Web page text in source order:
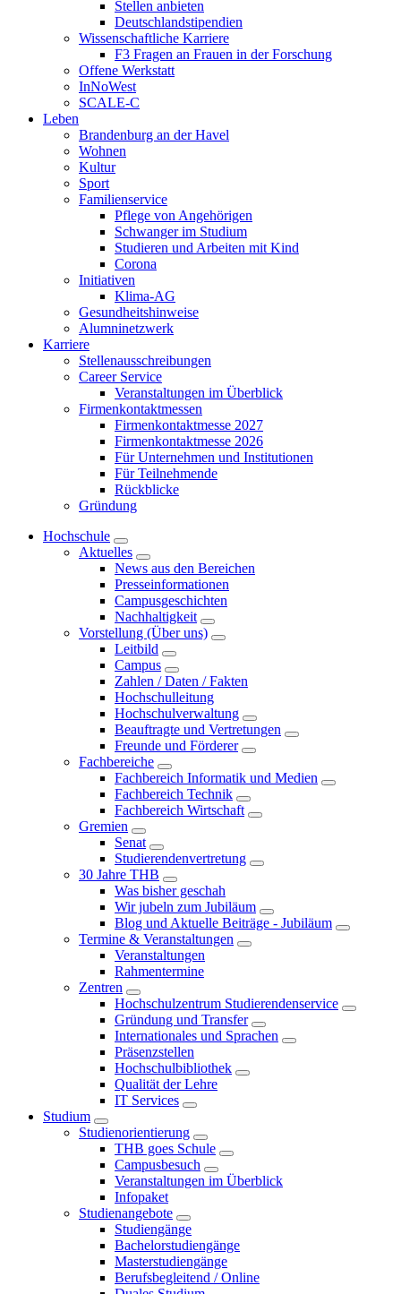
Stellen anbieten
Deutschlandstipendien
Wissenschaftliche Karriere
F3 Fragen an Frauen in der Forschung
Offene Werkstatt
InNoWest
SCALE-C
Leben
Brandenburg an der Havel
Wohnen
Kultur
Sport
Familienservice
Pflege von Angehörigen
Schwanger im Studium
Studieren und Arbeiten mit Kind
Corona
Initiativen
Klima-AG
Gesundheitshinweise
Alumninetzwerk
Karriere
Stellenausschreibungen
Career Service
Veranstaltungen im Überblick
Firmenkontaktmessen
Firmenkontaktmesse 2027
Firmenkontaktmesse 2026
Für Unternehmen und Institutionen
Für Teilnehmende
Rückblicke
Gründung
Hochschule
Aktuelles
News aus den Bereichen
Presseinformationen
Campusgeschichten
Nachhaltigkeit
Vorstellung (Über uns)
Leitbild
Campus
Zahlen / Daten / Fakten
Hochschulleitung
Hochschulverwaltung
Beauftragte und Vertretungen
Freunde und Förderer
Fachbereiche
Fachbereich Informatik und Medien
Fachbereich Technik
Fachbereich Wirtschaft
Gremien
Senat
Studierendenvertretung
30 Jahre THB
Was bisher geschah
Wir jubeln zum Jubiläum
Blog und Aktuelle Beiträge - Jubiläum
Termine & Veranstaltungen
Veranstaltungen
Rahmentermine
Zentren
Hochschulzentrum Studierendenservice
Gründung und Transfer
Internationales und Sprachen
Präsenzstellen
Hochschulbibliothek
Qualität der Lehre
IT Services
Studium
Studienorientierung
THB goes Schule
Campusbesuch
Veranstaltungen im Überblick
Infopaket
Studienangebote
Studiengänge
Bachelorstudiengänge
Masterstudiengänge
Berufsbegleitend / Online